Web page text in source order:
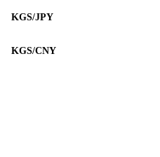
KGS/JPY
KGS/CNY